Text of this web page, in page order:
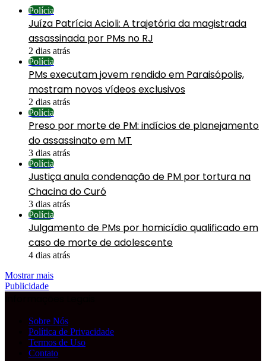
Polícia
Juíza Patrícia Acioli: A trajetória da magistrada
assassinada por PMs no RJ
2 dias atrás
Polícia
PMs executam jovem rendido em Paraisópolis,
mostram novos vídeos exclusivos
2 dias atrás
Polícia
Preso por morte de PM: indícios de planejamento
do assassinato em MT
3 dias atrás
Polícia
Justiça anula condenação de PM por tortura na
Chacina do Curó
3 dias atrás
Polícia
Julgamento de PMs por homicídio qualificado em
caso de morte de adolescente
4 dias atrás
Mostrar mais
Publicidade
Sobre Nós
Política de Privacidade
Termos de Uso
Contato